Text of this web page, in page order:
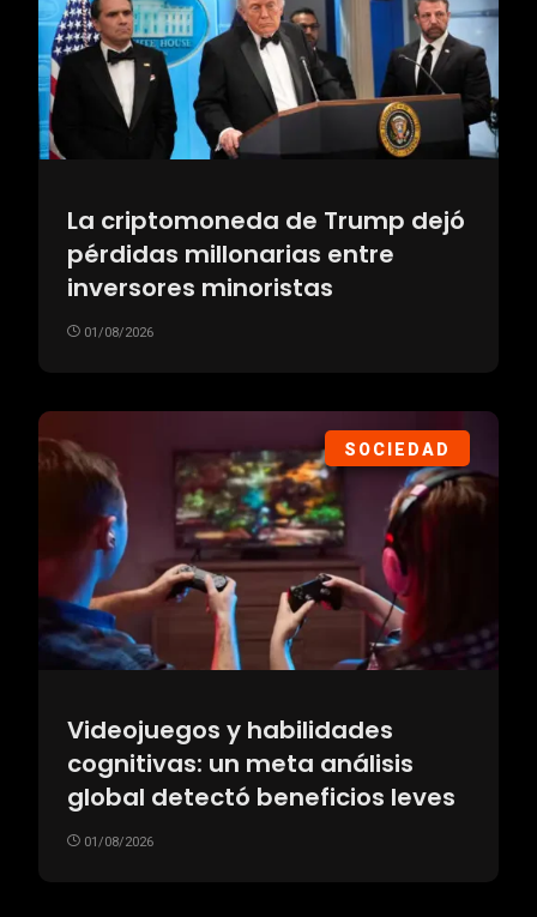
La criptomoneda de Trump dejó
pérdidas millonarias entre
inversores minoristas
01/08/2026
SOCIEDAD
Videojuegos y habilidades
cognitivas: un meta análisis
global detectó beneficios leves
01/08/2026